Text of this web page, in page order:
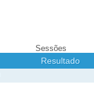
Sessões
Resultado